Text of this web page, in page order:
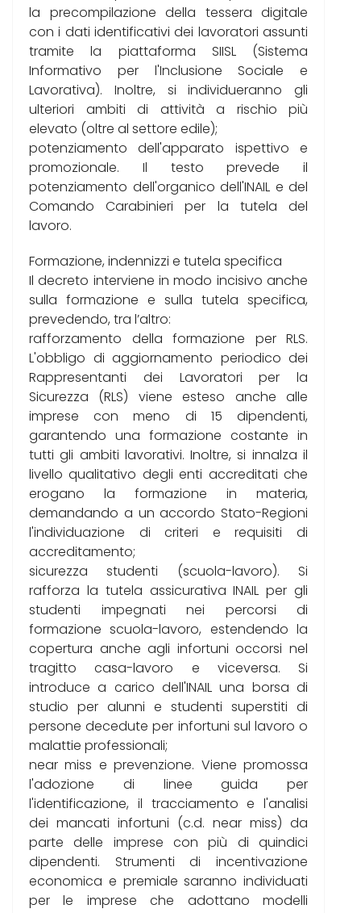
la precompilazione della tessera digitale
con i dati identificativi dei lavoratori assunti
tramite la piattaforma SIISL (Sistema
Informativo per l'Inclusione Sociale e
Lavorativa). Inoltre, si individueranno gli
ulteriori ambiti di attività a rischio più
elevato (oltre al settore edile);
potenziamento dell'apparato ispettivo e
promozionale. Il testo prevede il
potenziamento dell'organico dell'INAIL e del
Comando Carabinieri per la tutela del
lavoro.
Formazione, indennizzi e tutela specifica
Il decreto interviene in modo incisivo anche
sulla formazione e sulla tutela specifica,
prevedendo, tra l’altro:
rafforzamento della formazione per RLS.
L'obbligo di aggiornamento periodico dei
Rappresentanti dei Lavoratori per la
Sicurezza (RLS) viene esteso anche alle
imprese con meno di 15 dipendenti,
garantendo una formazione costante in
tutti gli ambiti lavorativi. Inoltre, si innalza il
livello qualitativo degli enti accreditati che
erogano la formazione in materia,
demandando a un accordo Stato-Regioni
l'individuazione di criteri e requisiti di
accreditamento;
sicurezza studenti (scuola-lavoro). Si
rafforza la tutela assicurativa INAIL per gli
studenti impegnati nei percorsi di
formazione scuola-lavoro, estendendo la
copertura anche agli infortuni occorsi nel
tragitto casa-lavoro e viceversa. Si
introduce a carico dell'INAIL una borsa di
studio per alunni e studenti superstiti di
persone decedute per infortuni sul lavoro o
malattie professionali;
near miss e prevenzione. Viene promossa
l'adozione di linee guida per
l'identificazione, il tracciamento e l'analisi
dei mancati infortuni (c.d. near miss) da
parte delle imprese con più di quindici
dipendenti. Strumenti di incentivazione
economica e premiale saranno individuati
per le imprese che adottano modelli